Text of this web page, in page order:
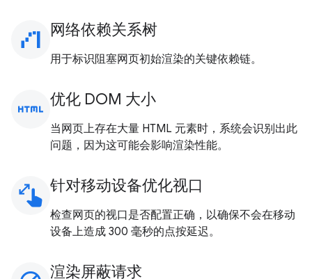
waterfall_chart 网络依赖关系树
用于标识阻塞网页初始渲染的关键依赖链。
html 优化 DOM 大小
当网页上存在大量 HTML 元素时，系统会识别出此
问题，因为这可能会影响渲染性能。
pinch 针对移动设备优化视口
检查网页的视口是否配置正确，以确保不会在移动
设备上造成 300 毫秒的点按延迟。
渲染屏蔽请求